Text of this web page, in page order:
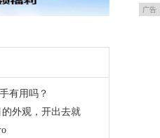
广告
有用吗？
外观，开出去就